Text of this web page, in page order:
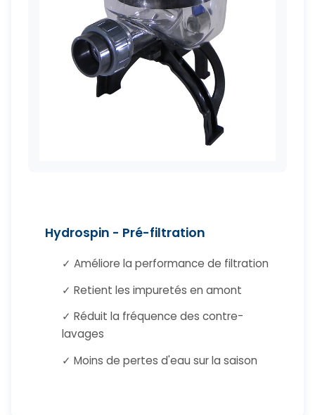
Hydrospin - Pré-filtration
✓ Améliore la performance de filtration
✓ Retient les impuretés en amont
✓ Réduit la fréquence des contre-
lavages
✓ Moins de pertes d'eau sur la saison